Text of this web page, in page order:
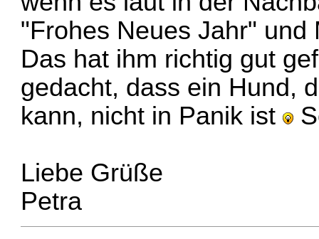
"Frohes Neues Jahr"
Das hat ihm richtig gut
gedacht, dass ein Hund,
kann, nicht in Panik ist
Liebe Grüße
Petra